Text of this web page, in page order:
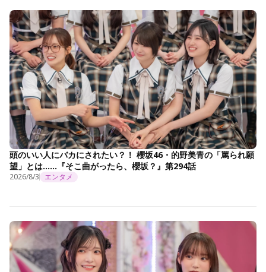
頭のいい人にバカにされたい？！ 櫻坂46・的野美青の「罵られ願
望」とは……『そこ曲がったら、櫻坂？』第294話
2026/8/3 エンタメ